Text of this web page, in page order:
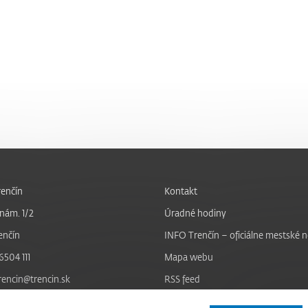
1/2
111
Kontakt
Úradné hodiny
INFO Trenčín – oficiálne mestské
Mapa webu
RSS feed